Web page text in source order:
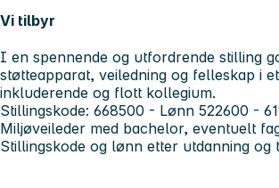
Vi tilbyr
I en spennende og utfordrende stilling
støtteapparat, veiledning og felleskap i
inkluderende og flott kollegium.
Stillingskode: 668500 - Lønn 522600 -
Miljøveileder med bachelor, eventuelt
Stillingskode og lønn etter utdanning og